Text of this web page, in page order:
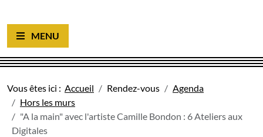
Ouvrir le menu
Vous êtes ici : Accueil Rendez-vous
Agenda
Hors les murs
"A la main" avec l'artiste Camille Bondon : 6 Ateliers aux
Digitales